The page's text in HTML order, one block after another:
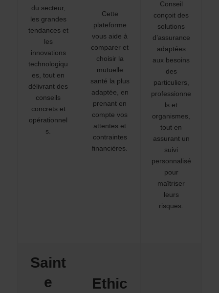
du secteur,
les grandes
tendances et
les
innovations
technologiqu
es, tout en
délivrant des
conseils
concrets et
opérationnel
s.
Cette
plateforme
vous aide à
comparer et
choisir la
mutuelle
santé la plus
adaptée, en
prenant en
compte vos
attentes et
contraintes
financières.
Conseil
conçoit des
solutions
d’assurance
adaptées
aux besoins
des
particuliers,
professionne
ls et
organismes,
tout en
assurant un
suivi
personnalisé
pour
maîtriser
leurs
risques.
Saint
e
Ethic